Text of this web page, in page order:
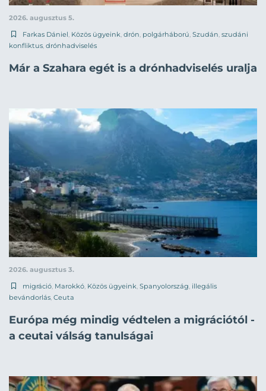
2026. augusztus 5.
Farkas Dániel Közös ügyeink drón polgárháború Szudán szudáni
konfliktus drónhadviselés
Már a Szahara egét is a drónhadviselés uralja
2026. augusztus 3.
migráció, Marokkó, Közös ügyeink, Spanyolország, illegális
bevándorlás, Ceuta
Európa még mindig védtelen a migrációtól -
a ceutai válság tanulságai